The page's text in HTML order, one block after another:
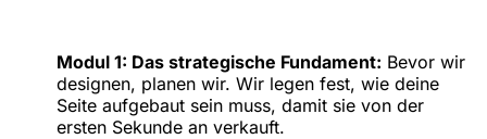
Modul 1: Das strategische Fundament: Bevor wir
designen, planen wir. Wir legen fest, wie deine
Seite aufgebaut sein muss, damit sie von der
ersten Sekunde an verkauft.